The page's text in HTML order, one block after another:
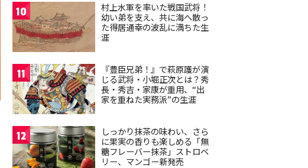
10
村上水軍を率いた戦国武将！
幼い弟を支え、共に海へ散っ
た得居通幸の波乱に満ちた生
涯
11
『豊臣兄弟！』で萩原護が演
じる武将・小堀正次とは？秀
長・秀吉・家康が重用、“出
家を重ねた実務派”の生涯
12
しっかり抹茶の味わい、さら
に果実の香りも楽しめる「無
糖フレーバー抹茶」ストロベ
リー、マンゴー新発売